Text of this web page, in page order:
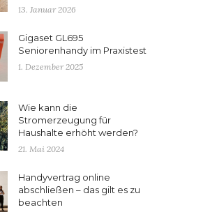
13. Januar 2026
Gigaset GL695
Seniorenhandy im Praxistest
1. Dezember 2025
Wie kann die
Stromerzeugung für
Haushalte erhöht werden?
21. Mai 2024
Handyvertrag online
abschließen – das gilt es zu
beachten